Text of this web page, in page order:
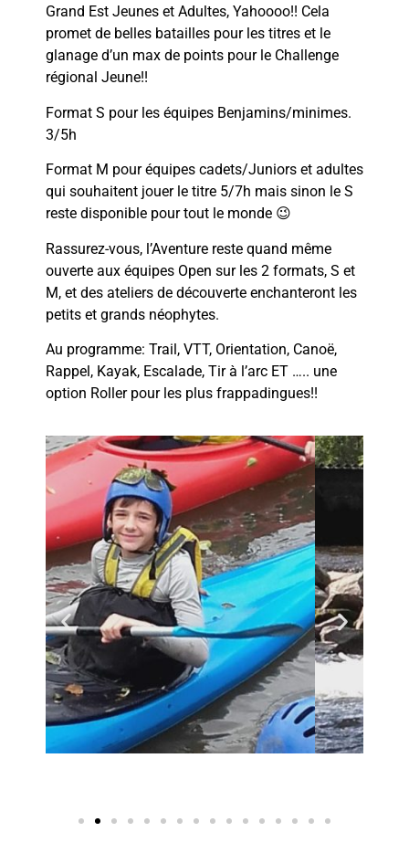
Grand Est Jeunes et Adultes, Yahoooo!! Cela
promet de belles batailles pour les titres et le
glanage d’un max de points pour le Challenge
régional Jeune!!
Format S pour les équipes Benjamins/minimes.
3/5h
Format M pour équipes cadets/Juniors et adultes
qui souhaitent jouer le titre 5/7h mais sinon le S
reste disponible pour tout le monde 😉
Rassurez-vous, l’Aventure reste quand même
ouverte aux équipes Open sur les 2 formats, S et
M, et des ateliers de découverte enchanteront les
petits et grands néophytes.
Au programme: Trail, VTT, Orientation, Canoë,
Rappel, Kayak, Escalade, Tir à l’arc ET ….. une
option Roller pour les plus frappadingues!!